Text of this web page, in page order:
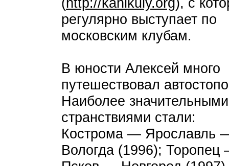
регулярно выступает по
московским клубам.
В юности Алексей много
путешествовал
Наиболее значительными
странствиями стали:
Кострома — Ярославль
Вологда (1996); Торопец